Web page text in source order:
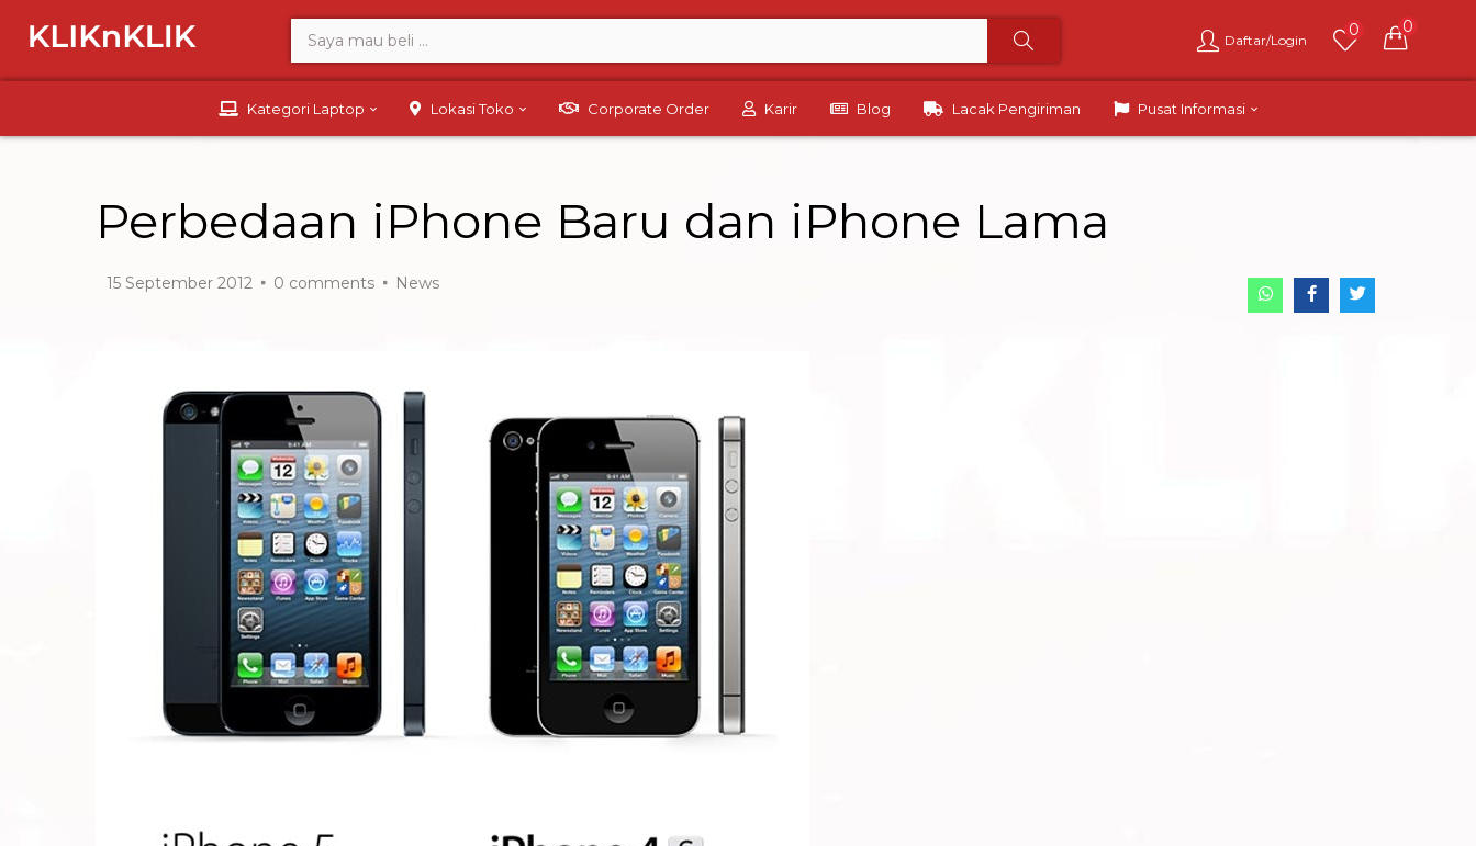
Daftar/Login
0 0
Kategori Laptop Lokasi Toko Corporate Order Karir Blog Lacak Pengiriman Pusat Informasi
Perbedaan iPhone Baru dan iPhone Lama
15 September 2012 0 comments News